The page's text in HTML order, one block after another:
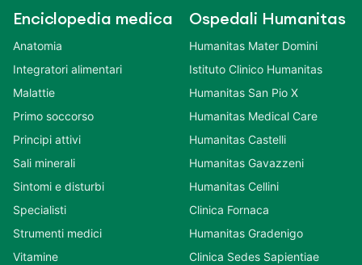
Enciclopedia medica
Anatomia
Integratori alimentari
Malattie
Primo soccorso
Principi attivi
Sali minerali
Sintomi e disturbi
Specialisti
Strumenti medici
Vitamine
Ospedali Humanitas
Humanitas Mater Domini
Istituto Clinico Humanitas
Humanitas San Pio X
Humanitas Medical Care
Humanitas Castelli
Humanitas Gavazzeni
Humanitas Cellini
Clinica Fornaca
Humanitas Gradenigo
Clinica Sedes Sapientiae